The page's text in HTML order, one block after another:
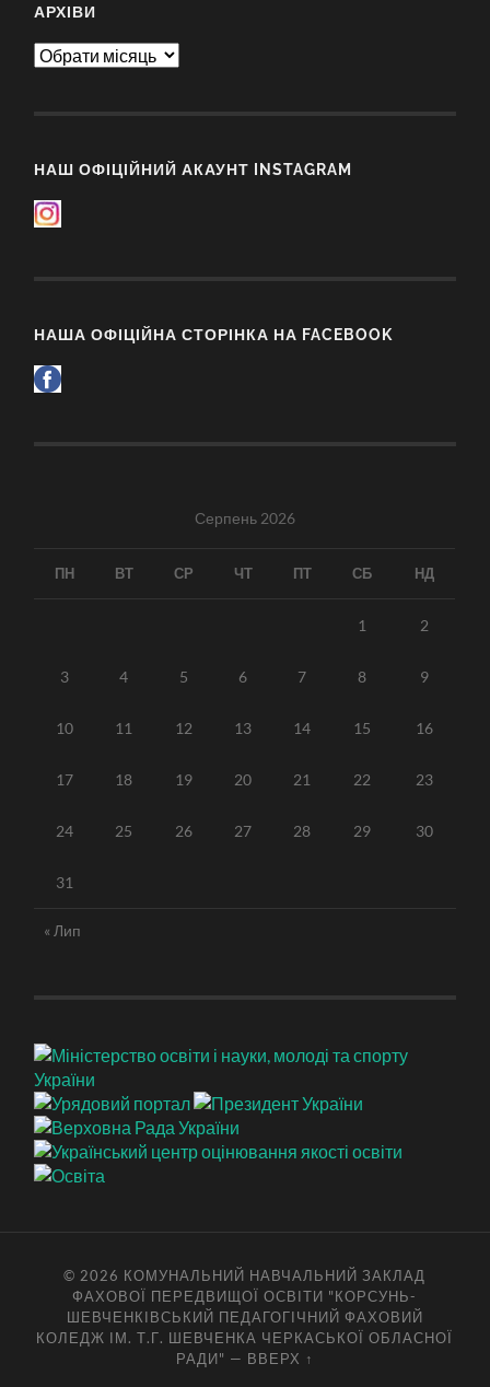
АРХІВИ
Архіви
НАШ ОФІЦІЙНИЙ АКАУНТ INSTAGRAM
НАША ОФІЦІЙНА СТОРІНКА НА FACEBOOK
Серпень 2026
ПН ВТ СР ЧТ ПТ СБ НД
1 2
3 4 5 6 7 8 9
10 11 12 13 14 15 16
17 18 19 20 21 22 23
24 25 26 27 28 29 30
31
« Лип
© 2026 КОМУНАЛЬНИЙ НАВЧАЛЬНИЙ ЗАКЛАД
ФАХОВОЇ ПЕРЕДВИЩОЇ ОСВІТИ "КОРСУНЬ-
ШЕВЧЕНКІВСЬКИЙ ПЕДАГОГІЧНИЙ ФАХОВИЙ
КОЛЕДЖ ІМ. Т.Г. ШЕВЧЕНКА ЧЕРКАСЬКОЇ ОБЛАСНОЇ
РАДИ" — ВВЕРХ ↑